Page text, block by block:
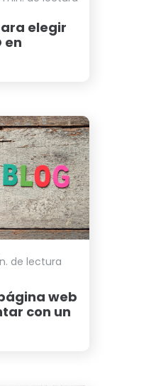
elegir
en
de lectura
web
con un